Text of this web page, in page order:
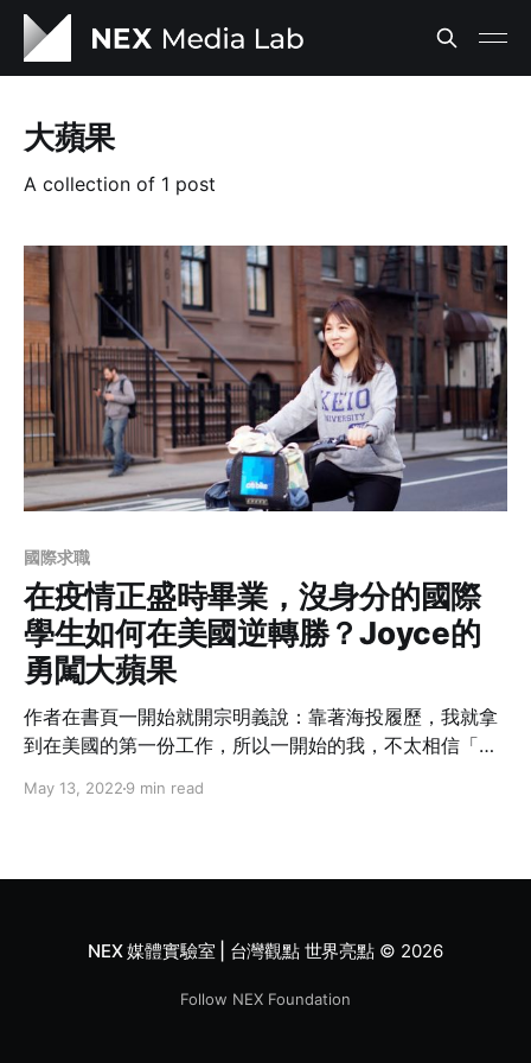
大蘋果
A collection of 1 post
國際求職
在疫情正盛時畢業，沒身分的國際
學生如何在美國逆轉勝？Joyce的
勇闖大蘋果
作者在書頁一開始就開宗明義說：靠著海投履歷，我就拿
到在美國的第一份工作，所以一開始的我，不太相信「人
中，我開始明白，「人脈」是多多益善的。
May 13, 2022 9 min read
NEX 媒體實驗室 | 台灣觀點 世界亮點© 2026
Follow NEX Foundation